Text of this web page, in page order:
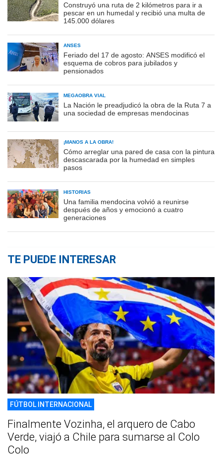
Construyó una ruta de 2 kilómetros para ir a
pescar en un humedal y recibió una multa de
145.000 dólares
ANSES
Feriado del 17 de agosto: ANSES modificó el
esquema de cobros para jubilados y
pensionados
MEGAOBRA VIAL
La Nación le preadjudicó la obra de la Ruta 7 a
una sociedad de empresas mendocinas
¡MANOS A LA OBRA!
Cómo arreglar una pared de casa con la pintura
descascarada por la humedad en simples
pasos
HISTORIAS
Una familia mendocina volvió a reunirse
después de años y emocionó a cuatro
generaciones
TE PUEDE INTERESAR
FÚTBOL INTERNACIONAL
Finalmente Vozinha, el arquero de Cabo
Verde, viajó a Chile para sumarse al Colo
Colo